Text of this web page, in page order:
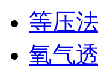
等压
氧气